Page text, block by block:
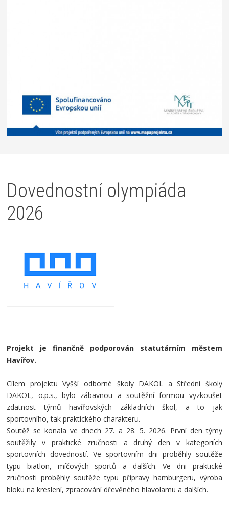
Dovednostní olympiáda
2026
Projekt je finančně podporován statutárním městem
Havířov.
Cílem projektu Vyšší odborné školy DAKOL a Střední školy
DAKOL, o.p.s., bylo zábavnou a soutěžní formou vyzkoušet
zdatnost týmů havířovských základních škol, a to jak
sportovního, tak praktického charakteru.
Soutěž se konala ve dnech 27. a 28. 5. 2026. První den týmy
soutěžily v praktické zručnosti a druhý den v kategoriích
sportovních dovedností. Ve sportovním dni proběhly soutěže
typu biatlon, míčových sportů a dalších. Ve dni praktické
zručnosti proběhly soutěže typu přípravy hamburgeru, výroba
bloku na kreslení, zpracování dřevěného hlavolamu a dalších.